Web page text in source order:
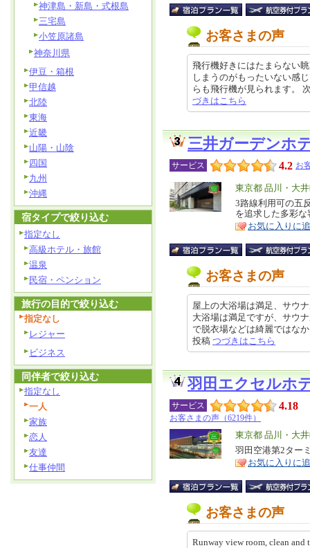
お客さまの声
飛行機好きにはたまらない
しまうのがもったいない感
らも飛行機が見られます。
づきはこちら
三井ガーデンホ
サービス 4.2 お
エ
リ
ア
東京都 品川・大
特
徴
3路線利用可の五
を追求した多彩
お気に入りに
お客さまの声
屋上の大浴場は満足、サウ
大浴場は満足ですが、サウ
で脱衣場などは綺麗ではな
投稿 つづきはこちら
羽田エクセルホ
サービス 4.18
お客さまの声（6219件）
エ
リ
ア
東京都 品川・大
特
徴
羽田空港第2ター
お気に入りに
お客さまの声
Runway view room, clean
神津島・新島・式根島
三宅島
小笠原諸島
神奈川県
伊豆・箱根
甲信越
北陸
東海
近畿
山陽・山陰
四国
九州
沖縄
宿タイプで絞り込む
指定なし
高級ホテル・旅館
温泉
民宿・ペンション
旅行の目的で絞り込む
指定なし
レジャー
ビジネス
同伴者で絞り込む
指定なし
一人
家族
恋人
友達
仕事仲間